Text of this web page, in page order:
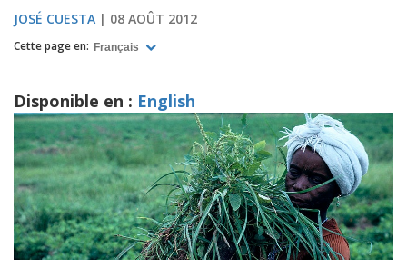
JOSÉ CUESTA 08 AOÛT 2012
Cette page en: Français
Disponible en : English